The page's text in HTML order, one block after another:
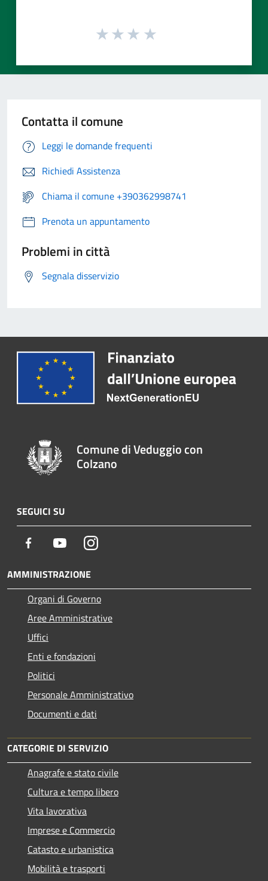
Contatta il comune
Leggi le domande frequenti
Richiedi Assistenza
Chiama il comune +390362998741
Prenota un appuntamento
Problemi in città
Segnala disservizio
Comune di Veduggio con
Colzano
SEGUICI SU
Facebook YoutubeInstagram
AMMINISTRAZIONE
Organi di Governo
Aree Amministrative
Uffici
Enti e fondazioni
Politici
Personale Amministrativo
Documenti e dati
CATEGORIE DI SERVIZIO
Anagrafe e stato civile
Cultura e tempo libero
Vita lavorativa
Imprese e Commercio
Catasto e urbanistica
Mobilità e trasporti